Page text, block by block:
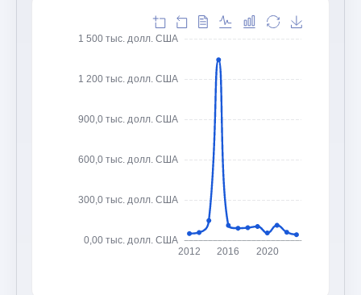
0,00 тыс. долл. США
300,0 тыс. долл. США
600,0 тыс. долл. США
900,0 тыс. долл. США
1 200 тыс. долл. США
1 500 тыс. долл. США
2012 2016 2020